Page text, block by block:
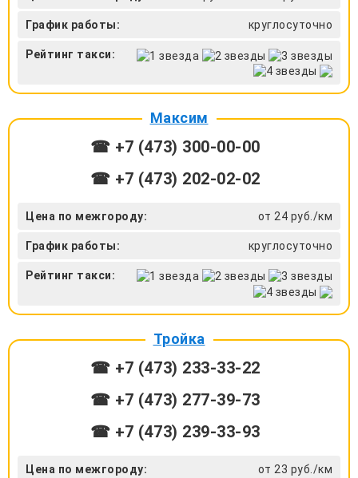
График работы: круглосуточно
Рейтинг такси:
Максим
☎ +7 (473) 300-00-00
☎ +7 (473) 202-02-02
Цена по межгороду: от 24 руб./км
График работы: круглосуточно
Рейтинг такси:
Тройка
☎ +7 (473) 233-33-22
☎ +7 (473) 277-39-73
☎ +7 (473) 239-33-93
Цена по межгороду: от 23 руб./км